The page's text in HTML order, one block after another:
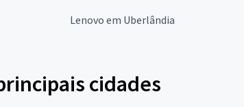
Lenovo em Uberlândia
cidades